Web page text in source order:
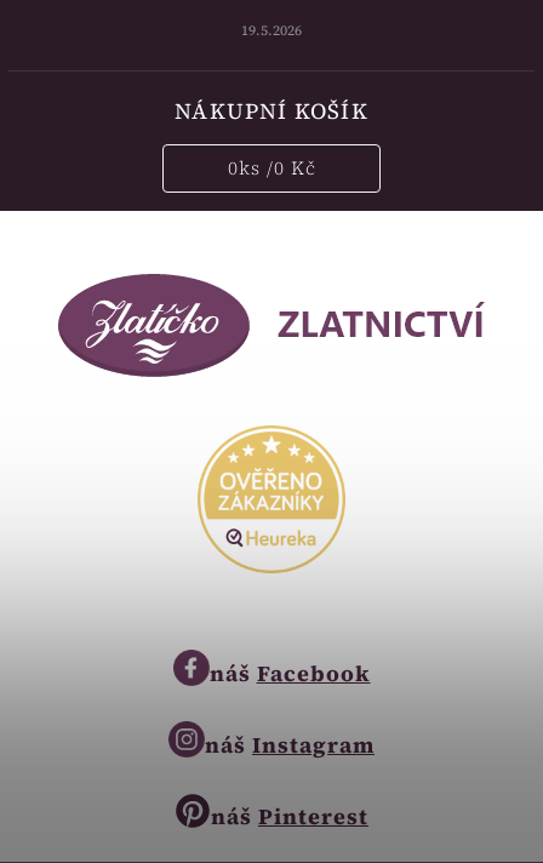
19.5.2026
NÁKUPNÍ KOŠÍK
0ks /0 Kč
náš Facebook
náš Instagram
náš Pinterest